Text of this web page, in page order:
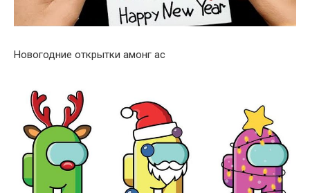
Новогодние открытки амонг ас